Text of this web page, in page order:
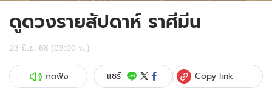
ดูดวงรายสัปดาห์ ราศีมีน
23 มิ.ย. 68 (03:00 น.)
กดฟัง แชร์ Copy link